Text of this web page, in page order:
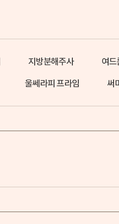
지방분해주사 여드
울쎄라피 프라임 써